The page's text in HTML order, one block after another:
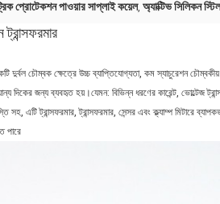
প্রোটেকশন পাওয়ার সাপ্লাই কয়েল, অ্যাক্টিভ সিলিকন
দুর্বল চৌম্বক ক্ষেত্রে উচ্চ ব্যাপ্তিযোগ্যতা, কম স্যাচুরেশন
দিকের জন্য ব্যবহৃত হয়।যেমন: বিভিন্ন ধরণের কারেন্ট, ভোল্টেজ
এটি ট্রান্সফরমার, ট্রান্সফরমার, সেন্সর এবং ক্ল্যাম্প মিটারে
পারে